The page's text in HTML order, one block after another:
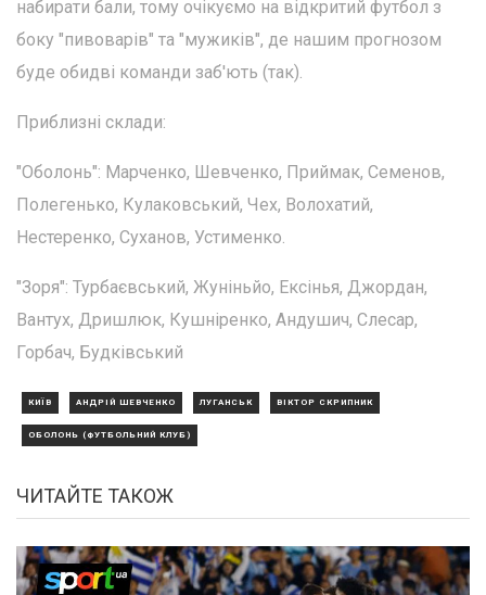
набирати бали, тому очікуємо на відкритий футбол з
боку "пивоварів" та "мужиків", де нашим прогнозом
буде обидві команди заб'ють (так).
Приблизні склади:
"Оболонь": Марченко, Шевченко, Приймак, Семенов,
Полегенько, Кулаковський, Чех, Волохатий,
Нестеренко, Суханов, Устименко.
"Зоря": Турбаєвський, Жуніньйо, Ексінья, Джордан,
Вантух, Дришлюк, Кушніренко, Андушич, Слесар,
Горбач, Будківський
КИЇВ АНДРІЙ ШЕВЧЕНКО ЛУГАНСЬК ВІКТОР СКРИПНИК
ОБОЛОНЬ (ФУТБОЛЬНИЙ КЛУБ)
ЧИТАЙТЕ ТАКОЖ